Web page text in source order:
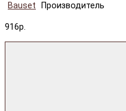
Bauset
Производитель
916р.